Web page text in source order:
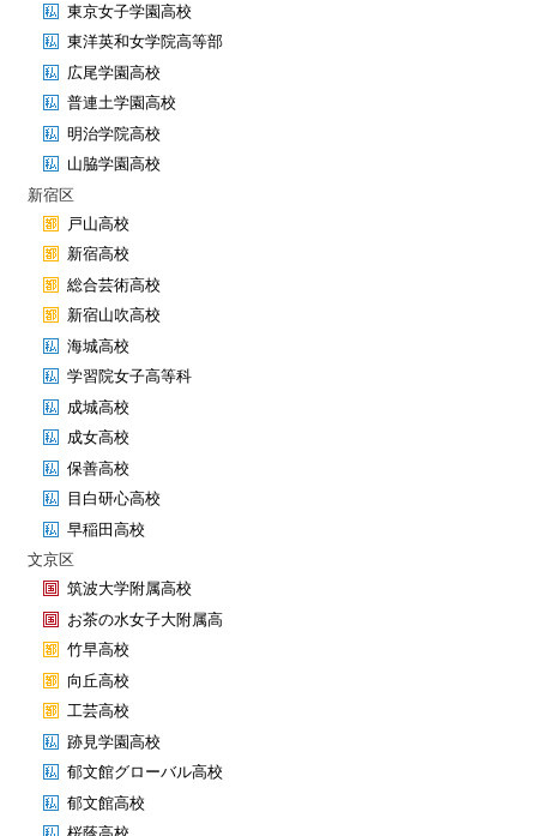
東京女子学園高校
東洋英和女学院高等部
広尾学園高校
普連土学園高校
明治学院高校
山脇学園高校
新宿区
戸山高校
新宿高校
総合芸術高校
新宿山吹高校
海城高校
学習院女子高等科
成城高校
成女高校
保善高校
目白研心高校
早稲田高校
文京区
筑波大学附属高校
お茶の水女子大附属高
竹早高校
向丘高校
工芸高校
跡見学園高校
郁文館グローバル高校
郁文館高校